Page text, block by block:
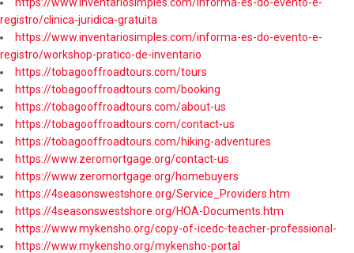
registro/clinica-juridica-gratuita
https://www.inventariosimples.com/informa-es-do-evento-e-
registro/workshop-pratico-de-inventario
https://tobagooffroadtours.com/tours
https://tobagooffroadtours.com/booking
https://tobagooffroadtours.com/about-us
https://tobagooffroadtours.com/contact-us
https://tobagooffroadtours.com/hiking-adventures
https://www.zeromortgage.org/contact-us
https://www.zeromortgage.org/homebuyers
https://4seasonswestshore.org/Service_Providers.htm
https://4seasonswestshore.org/HOA-Documents.htm
https://www.mykensho.org/copy-of-icedc-teacher-professional-
https://www.mykensho.org/mykensho-portal